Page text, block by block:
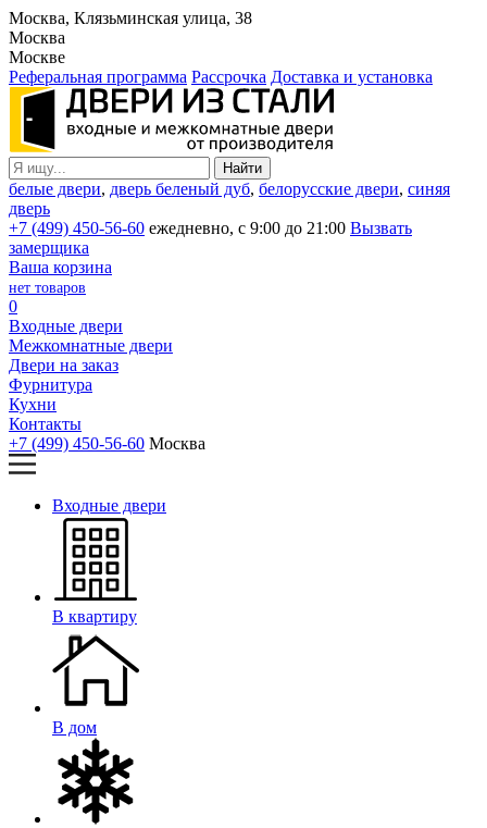
Москва, Клязьминская улица, 38
Москва
Москве
Реферальная программа Рассрочка Доставка и установка
белые двери, дверь беленый дуб, белорусские двери, синяя
дверь
+7 (499) 450-56-60 ежедневно, с 9:00 до 21:00 Вызвать
замерщика
Ваша корзина
нет товаров
0
Входные двери
Межкомнатные двери
Двери на заказ
Фурнитура
Кухни
Контакты
+7 (499) 450-56-60 Москва
Входные двери
В квартиру
В дом